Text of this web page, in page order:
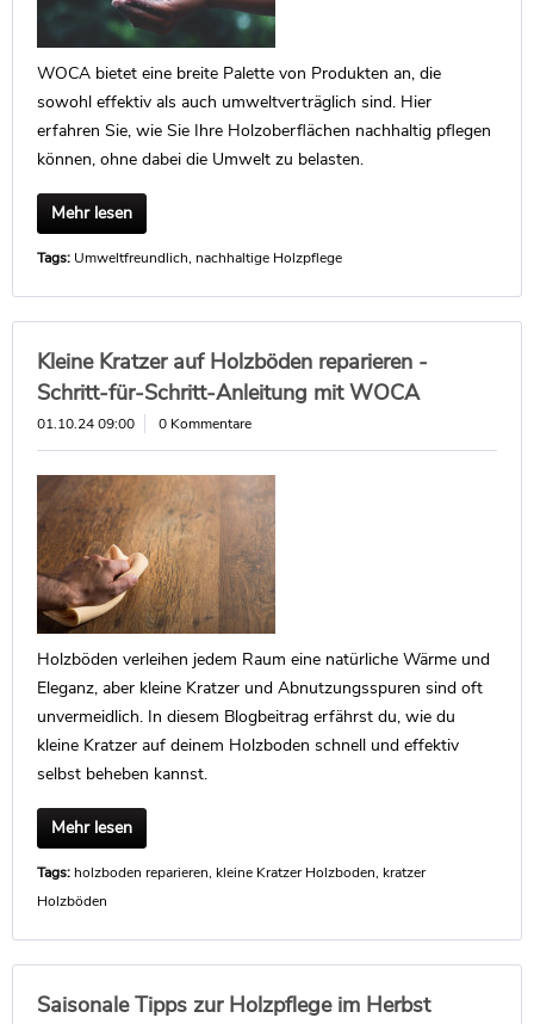
WOCA bietet eine breite Palette von Produkten an, die
sowohl effektiv als auch umweltverträglich sind. Hier
erfahren Sie, wie Sie Ihre Holzoberflächen nachhaltig pflegen
können, ohne dabei die Umwelt zu belasten.
Mehr lesen
Tags: Umweltfreundlich, nachhaltige Holzpflege
Kleine Kratzer auf Holzböden reparieren -
Schritt-für-Schritt-Anleitung mit WOCA
01.10.24 09:00 0 Kommentare
Holzböden verleihen jedem Raum eine natürliche Wärme und
Eleganz, aber kleine Kratzer und Abnutzungsspuren sind oft
unvermeidlich. In diesem Blogbeitrag erfährst du, wie du
kleine Kratzer auf deinem Holzboden schnell und effektiv
selbst beheben kannst.
Mehr lesen
Tags:holzboden reparieren, kleine Kratzer Holzboden, kratzer
Holzböden
Saisonale Tipps zur Holzpflege im Herbst